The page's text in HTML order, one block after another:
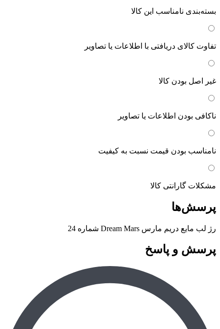
بسته‌بندی نامناسب این کالا
تفاوت کالای دریافتی با اطلاعات یا تصاویر
غیر اصل بودن کالا
ناکافی بودن اطلاعات یا تصاویر
نامناسب بودن قیمت نسبت به کیفیت
مشکلات گارانتی کالا
پرسش‌ها
رژ لب مایع دریم مارس Dream Mars شماره 24
پرسش و پاسخ